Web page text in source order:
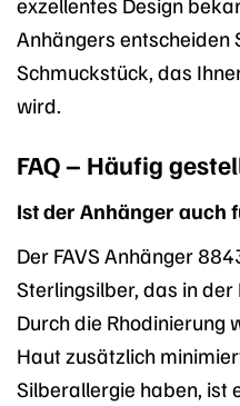
Anhängers entscheiden
Schmuckstück, das
wird.
FAQ – Häufig
Ist der Anhänger auch
Der FAVS Anhänger
Sterlingsilber, das in der
Durch die Rhodinierung
Haut zusätzlich
Silberallergie haben, ist